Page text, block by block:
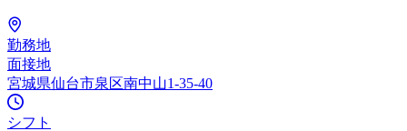
勤務地
面接地
宮城県仙台市泉区南中山1-35-40
シフト